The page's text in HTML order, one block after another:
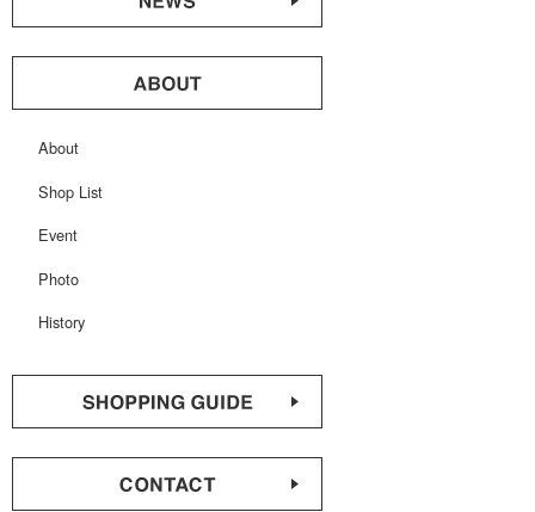
About
Shop List
Event
Photo
History